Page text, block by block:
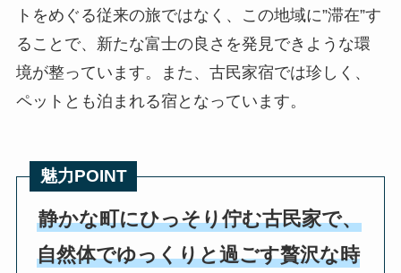
トをめぐる従来の旅ではなく、この地域に”滞在”す
ることで、新たな富士の良さを発見できような環
境が整っています。また、古民家宿では珍しく、
ペットとも泊まれる宿となっています。
魅力POINT
静かな町にひっそり佇む古民家で、
自然体でゆっくりと過ごす贅沢な時